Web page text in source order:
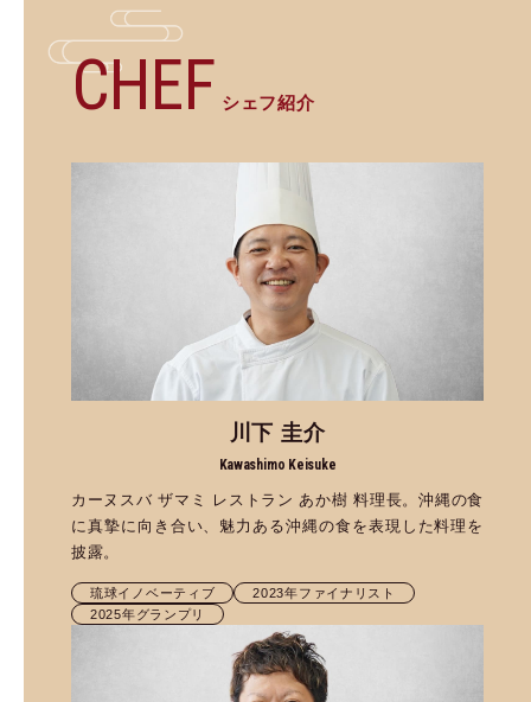
CHEF シェフ紹介
川下 圭介
Kawashimo Keisuke
カーヌスバ ザマミ レストラン あか樹 料理長。沖縄の食
に真摯に向き合い、魅力ある沖縄の食を表現した料理を
披露。
琉球イノベーティブ
2023年ファイナリスト
2025年グランプリ